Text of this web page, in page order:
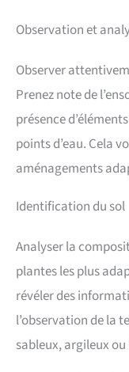
Observation et
Observer
Prenez note de
présence
points d’eau. Cela
aménagements
Identification du sol
Analyser la
plantes les plus
révéler des
l’observation de la
sableux, argileux